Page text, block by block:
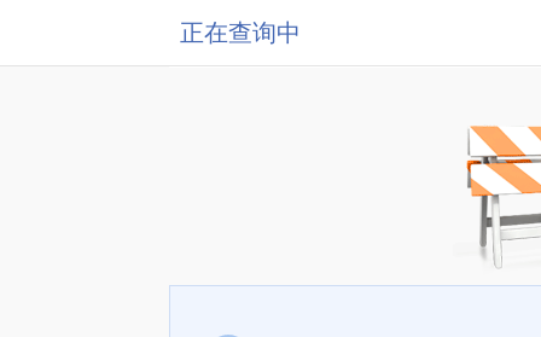
正在查询中